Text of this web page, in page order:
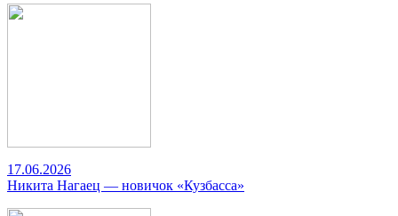
17.06.2026
Никита Нагаец — новичок «Кузбасса»